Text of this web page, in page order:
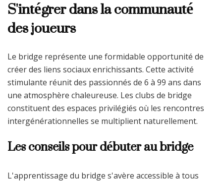
S'intégrer dans la communauté
des joueurs
Le bridge représente une formidable opportunité de
créer des liens sociaux enrichissants. Cette activité
stimulante réunit des passionnés de 6 à 99 ans dans
une atmosphère chaleureuse. Les clubs de bridge
constituent des espaces privilégiés où les rencontres
intergénérationnelles se multiplient naturellement.
Les conseils pour débuter au bridge
L'apprentissage du bridge s'avère accessible à tous